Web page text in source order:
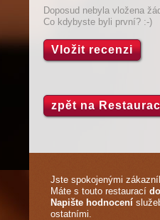
Doposud nebyla vložena
Co kdybyste byli první? :-)
Vložit recenzi
zpět na
Jste spokojenými
Máte s touto restaurací
Napište hodnocení
ostatními.